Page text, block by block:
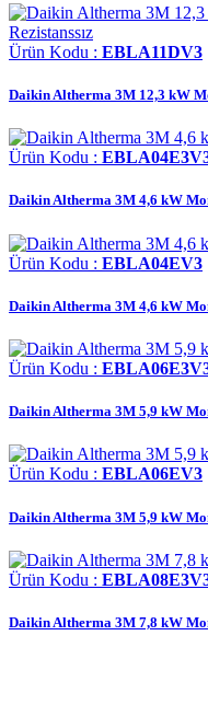
Ürün Kodu : EBLA11DV3
Daikin Altherma 3M 12,3 kW
Ürün Kodu :
Daikin Altherma 3M 4,6 kW
Ürün Kodu : EBLA04EV3
Daikin Altherma 3M 4,6 kW
Ürün Kodu :
Daikin Altherma 3M 5,9 kW
Ürün Kodu : EBLA06EV3
Daikin Altherma 3M 5,9 kW
Ürün Kodu :
Daikin Altherma 3M 7,8 kW